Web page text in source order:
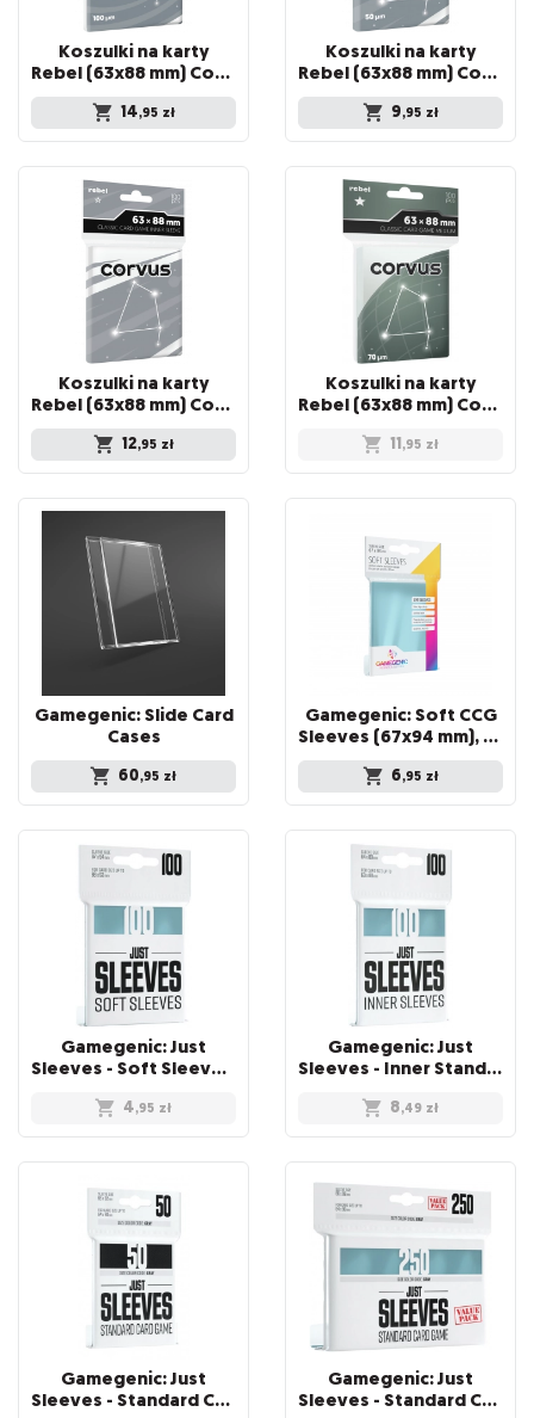
Koszulki na karty
Rebel (63x88 mm) Corvus Premium, 100 sztuk
14,95 zł
Koszulki na karty
Rebel (63x88 mm) Corvus Light, 100 sztuk
9,95 zł
Koszulki na karty
Rebel (63x88 mm) Corvus Inner Sleeve Light, 100 sztuk
12,95 zł
Koszulki na karty
Rebel (63x88 mm) Corvus Medium, 100 sztuk
11,95 zł
Gamegenic: Slide Card
Cases
60,95 zł
Gamegenic: Soft CCG
Sleeves (67x94 mm), 100 sztuk
6,95 zł
Gamegenic: Just
Sleeves - Soft Sleeves (67 x 94 mm) 100 sztuk, Clear
4,95 zł
Gamegenic: Just
Sleeves - Inner Standard Card Game Sleeves (64x89 mm), 100 sztuk
8,49 zł
Gamegenic: Just
Sleeves - Standard Card Game Sleeves (66x91 mm), Czarne, 50 sztuk
Gamegenic: Just
Sleeves - Standard Card Game Sleeves (66x92 mm) - Value Pack, 250 sztuk